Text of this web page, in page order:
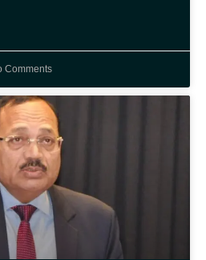
Comments